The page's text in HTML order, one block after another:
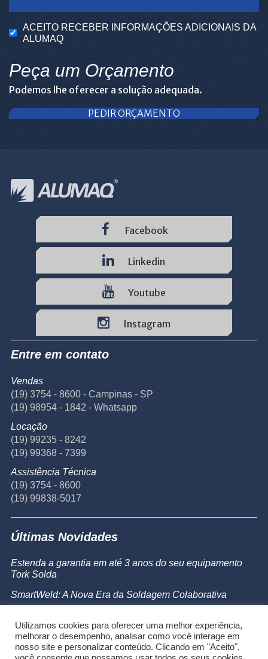
ACEITO RECEBER INFORMAÇÕES ADICIONAIS DA
ALUMAQ
Peça um Orçamento
Podemos lhe oferecer a solução adequada.
PEDIR ORÇAMENTO
Facebook
Linkedin
Youtube
Instagram
Entre em contato
Vendas
(19) 3754 - 8600 - Campinas - SP
(19) 98954 - 1842 - Whatsapp
Locação
(19) 99235 - 8242
(19) 99368 - 7399
Assistência Técnica
(19) 3754 - 8600
(19) 99838-5017
Últimas Novidades
Estenda a garantia em até 3 anos do seu equipamento
Tork Solda
SmartWeld: A Nova Era da Soldagem Colaborativa
Powermax 45 SYNC
Utilizamos cookies para oferecer uma melhor experiência,
melhorar o desempenho, analisar como você interage em
nosso site e personalizar conteúdo. Clicando em "Aceito",